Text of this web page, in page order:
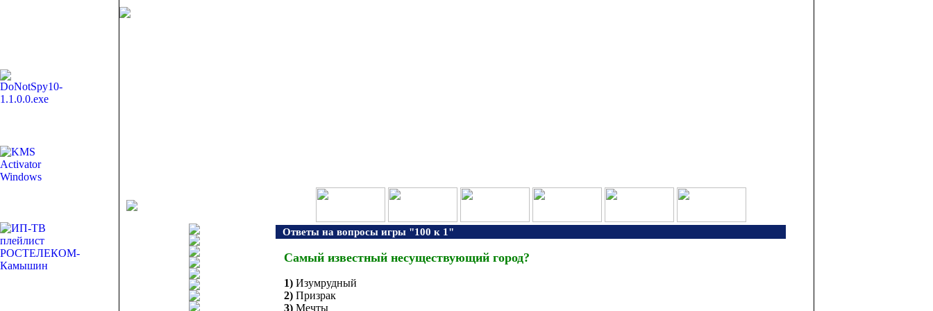
Ответы на вопросы игры "100 к 1"
Самый известный несуществующий город?
1) Изумрудный
2) Призрак
3) Мечты